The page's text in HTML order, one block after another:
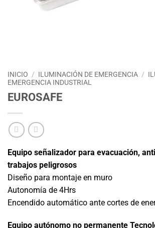
INICIO / ILUMINACIÓN DE EMERGENCIA /
EMERGENCIA INDUSTRIAL
EUROSAFE
Equipo señalizador para evacuación,
trabajos peligrosos
Diseño para montaje en muro
Autonomía de 4Hrs
Encendido automático ante cortes de
Equipo autónomo no permanente